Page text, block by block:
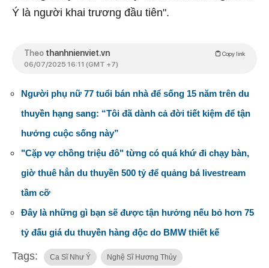
Ý là người khai trương đầu tiên".
Theo thanhnienviet.vn Copy link
06/07/2025 16:11 (GMT +7)
Người phụ nữ 77 tuổi bán nhà để sống 15 năm trên du
thuyền hạng sang: “Tôi đã dành cả đời tiết kiệm để tận
hưởng cuộc sống này”
"Cặp vợ chồng triệu đô" từng có quá khứ đi chạy bàn,
giờ thuê hẳn du thuyền 500 tỷ để quảng bá livestream
tầm cỡ
Đây là những gì bạn sẽ được tận hưởng nếu bỏ hơn 75
tỷ đấu giá du thuyền hàng độc do BMW thiết kế
Tags: Ca Sĩ Như Ý Nghệ Sĩ Hương Thủy